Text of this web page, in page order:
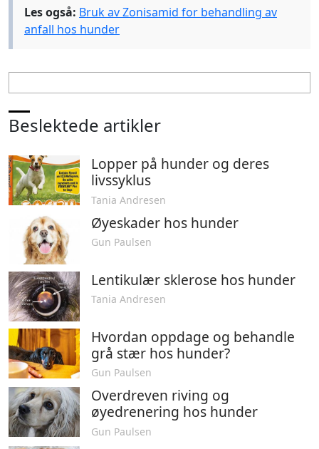
Les også: Bruk av Zonisamid for behandling av
anfall hos hunder
Beslektede artikler
Lopper på hunder og deres
livssyklus
Tania Andresen
Øyeskader hos hunder
Gun Paulsen
Lentikulær sklerose hos hunder
Tania Andresen
Hvordan oppdage og behandle
grå stær hos hunder?
Gun Paulsen
Overdreven riving og
øyedrenering hos hunder
Gun Paulsen